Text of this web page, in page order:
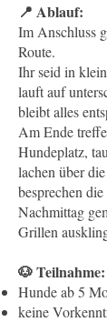
📍 Ablauf:
Im Anschluss
Route.
Ihr seid in
lauft auf
bleibt alles
Am Ende
Hundeplatz,
lachen über
besprechen
Nachmittag
Grillen
🐶 Teilnahme:
Hunde ab 5
keine